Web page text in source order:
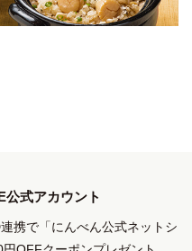
公式アカウント
携で「にんべん公式ネットシ